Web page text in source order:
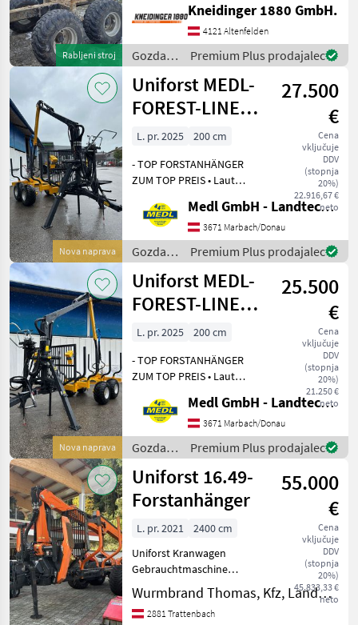
Rabljeni stroj
osi Platforma A-nosilci
Spodnje priklopno mesto
Vrtljivka Grabile
Kneidinger 1880 GmbH.
4121 Altenfelden
Gozdarska
in
lesarska
mehanizacija
/
Uniforst
Premium Plus prodajalec
Nova naprava
Uniforst MEDL-
FOREST-LINE
943-Z/690-47T
27.500
€
Cena
vključuje
DDV
(stopnja
20%)
22.916,67 €
neto
L. pr. 2025
200 cm
- TOP FORSTANHÄNGER
ZUM TOP PREIS • Laut
Zentralrahmenanhänger •
Pendelbremse • Ergo
Drehhebelsteuerung •
47knm Hubmoment • 800kg
auf 4mt Hubkraft
Medl GmbH - Landtechnik Großhandel
3671 Marbach/Donau
Gozdarska
in
lesarska
mehanizacija
/
Uniforst
Premium Plus prodajalec
Nova naprava
Uniforst MEDL-
FOREST-LINE
943-Z/630-39T
25.500
€
Cena
vključuje
DDV
(stopnja
20%)
21.250 €
neto
L. pr. 2025
200 cm
- TOP FORSTANHÄNGER
ZUM TOP PREIS • Laut
Zentralrahmenanhänger •
Pendelbremse • Ergo
Drehhebelsteuerung •
39knm Hubmoment • 680kg
auf 4mt Hubkraft
Medl GmbH - Landtechnik Großhandel
3671 Marbach/Donau
Gozdarska
in
lesarska
mehanizacija
/
Uniforst
Premium Plus prodajalec
Uniforst 16.49-
Forstanhänger
55.000
€
Cena
vključuje
DDV
(stopnja
20%)
45.833,33 €
neto
L. pr. 2021
2400 cm
Uniforst Kranwagen
Gebrauchtmaschine
Baujahr: 2021
Schwenkdeichsel
Eigengewicht: 5620kg
Wurmbrand Thomas, Kfz, Landmaschinen, Reparatur
2881 Trattenbach